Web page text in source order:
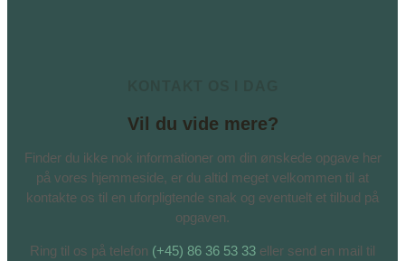
Vil du vide mere?
Finder du ikke nok informationer om din ønskede opgave her
på vores hjemmeside, er du altid meget velkommen til at
kontakte os til en uforpligtende snak og eventuelt et tilbud på
opgaven.
Ring til os på telefon (+45) 86 36 53 33 eller send en mail til